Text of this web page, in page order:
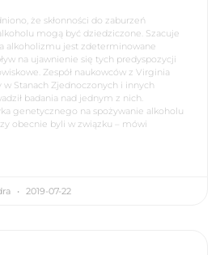
że skłonności do zaburzeń
mogą być dziedziczone. Szacuje
alkoholizmu jest zdeterminowane
na ujawnienie się tych predyspozycji
Zespół naukowców z Virginia
Stanach Zjednoczonych i innych
badania nad jednym z nich.
genetycznego na spożywanie alkoholu
obecnie byli w związku – mówi
2019-07-22